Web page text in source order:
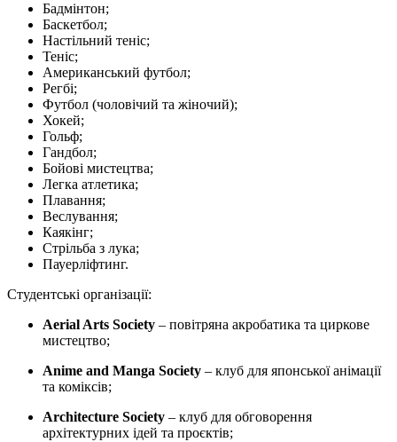
Бадмінтон;
Баскетбол;
Настільний теніс;
Теніс;
Американський футбол;
Регбі;
Футбол (чоловічий та жіночий);
Хокей;
Гольф;
Гандбол;
Бойові мистецтва;
Легка атлетика;
Плавання;
Веслування;
Каякінг;
Стрільба з лука;
Пауерліфтинг.
Студентські організації:
Aerial Arts Society – повітряна акробатика та циркове
мистецтво;
Anime and Manga Society – клуб для японської анімації
та коміксів;
Architecture Society – клуб для обговорення
архітектурних ідей та проєктів;